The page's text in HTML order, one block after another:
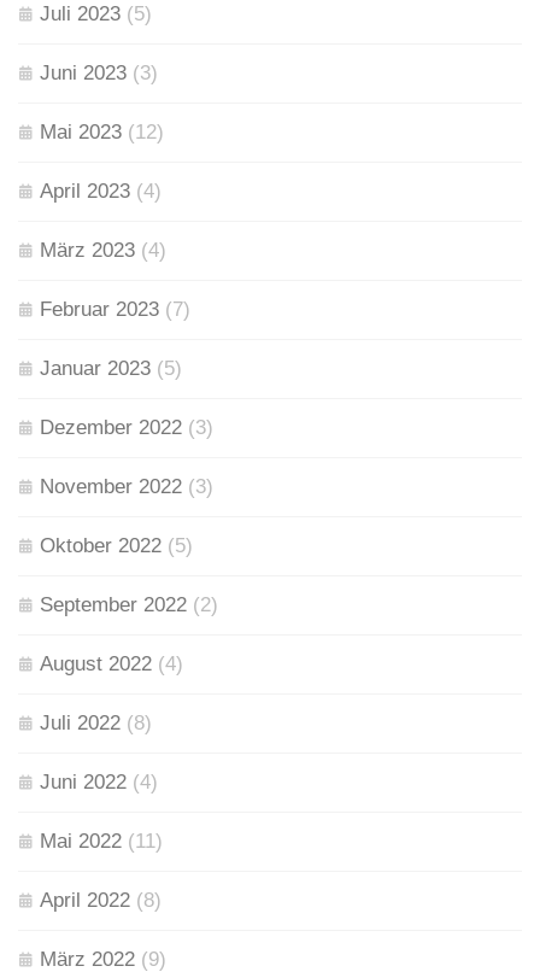
Juli 2023 (5)
Juni 2023 (3)
Mai 2023 (12)
April 2023 (4)
März 2023 (4)
Februar 2023 (7)
Januar 2023 (5)
Dezember 2022 (3)
November 2022 (3)
Oktober 2022 (5)
September 2022 (2)
August 2022 (4)
Juli 2022 (8)
Juni 2022 (4)
Mai 2022 (11)
April 2022 (8)
März 2022 (9)